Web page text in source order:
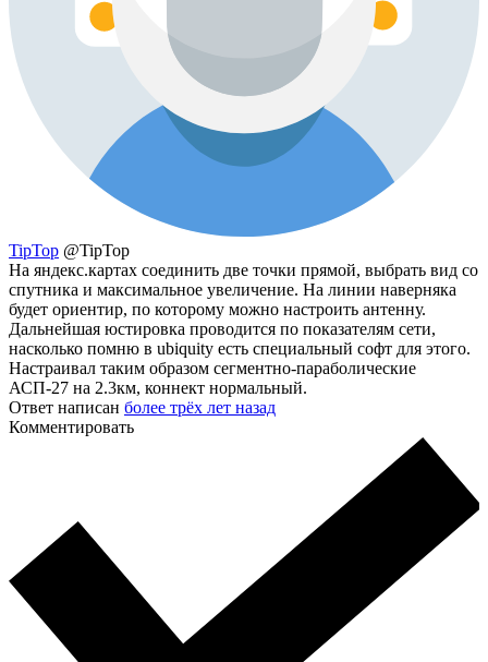
TipTop @TipTop
На яндекс.картах соединить две точки прямой, выбрать вид со
спутника и максимальное увеличение. На линии наверняка
будет ориентир, по которому можно настроить антенну.
Дальнейшая юстировка проводится по показателям сети,
насколько помню в ubiquity есть специальный софт для этого.
Настраивал таким образом сегментно-параболические
АСП-27 на 2.3км, коннект нормальный.
Ответ написан более трёх лет назад
Комментировать